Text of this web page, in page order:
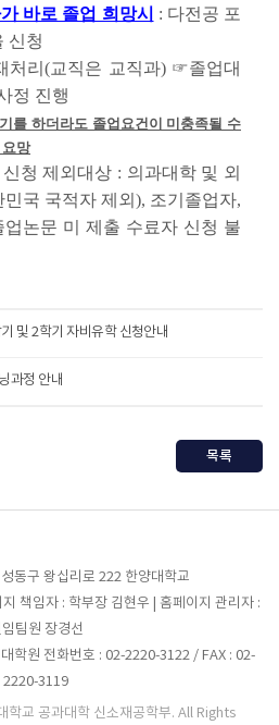
바로 졸업 희망시
: 다전공 포
신청
리(교직은 교직과) ☞졸업대
정 진행
를 하더라도 졸업요건이 미충족될 수
망
청 제외대상 : 의과대학 및 외
국 국적자 제외), 조기졸업자,
업논문 미 제출 수료자 신청 불
및 2학기 자비유학 신청안내
과정 안내
목록
동구 왕십리로 222 한양대학교
책임자 : 학부장 김현우 | 홈페이지 관리자 :
임팀원 장경선
학원 전화번호 : 02-2220-3122 / FAX : 02-
2220-3119
학교 공과대학 신소재공학부. All Rights